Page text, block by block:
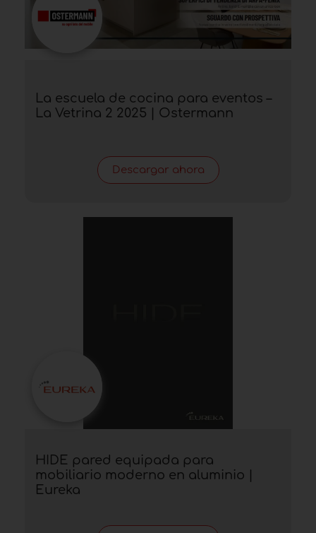
La escuela de cocina para eventos –
La Vetrina 2 2025 | Ostermann
Descargar ahora
HIDE pared equipada para
mobiliario moderno en aluminio |
Eureka